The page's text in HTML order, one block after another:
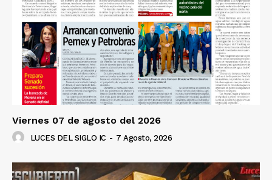
Viernes 07 de agosto del 2026
LUCES DEL SIGLO IC - 7 Agosto, 2026